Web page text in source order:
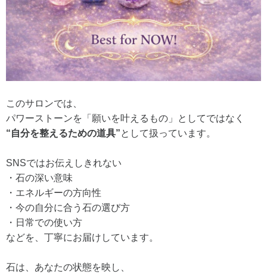
このサロンでは、
パワーストーンを「願いを叶えるもの」としてではなく
“自分を整えるための道具”として扱っています。
SNSではお伝えしきれない
・石の深い意味
・エネルギーの方向性
・今の自分に合う石の選び方
・日常での使い方
などを、丁寧にお届けしています。
石は、あなたの状態を映し、